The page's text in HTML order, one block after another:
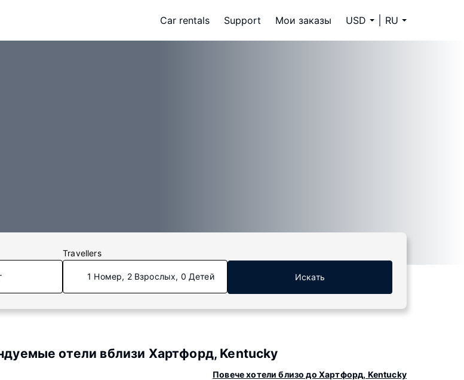
Car rentals Support Мои заказы USD RU
Travellers
1 Номер, 2 Взрослых, 0 Детей Искать
отели вблизи Хартфорд, Kentucky
Повече хотели близо до Хартфорд, Kentucky